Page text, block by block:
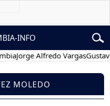
INFO
Alfredo VargasGustavo
MOLEDO